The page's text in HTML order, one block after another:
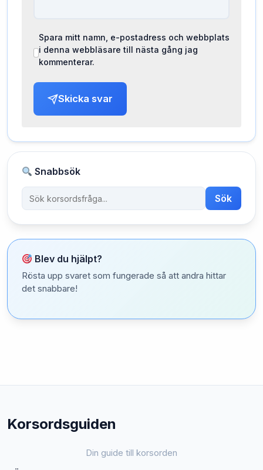
Spara mitt namn, e-postadress och webbplats
i denna webbläsare till nästa gång jag
kommenterar.
Skicka svar
Snabbsök
Sök
Blev du hjälpt?
Rösta upp svaret som fungerade så att andra hittar
det snabbare!
Korsordsguiden
Din guide till korsorden